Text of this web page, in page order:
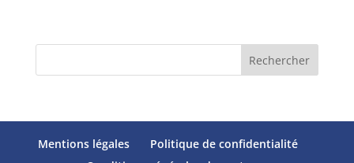
Rechercher
Mentions légales
Politique de confidentialité